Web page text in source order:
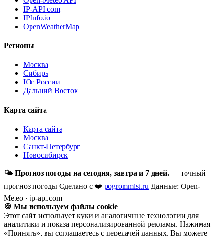
IP-API.com
IPInfo.io
OpenWeatherMap
Регионы
Москва
Сибирь
Юг России
Дальний Восток
Карта сайта
Карта сайта
Москва
Санкт-Петербург
Новосибирск
🌤 Прогноз погоды на сегодня, завтра и 7 дней. — точный
прогноз погоды Сделано с ❤️ pogrommist.ru Данные: Open-
Meteo · ip-api.com
🍪 Мы используем файлы cookie
Этот сайт использует куки и аналогичные технологии для
аналитики и показа персонализированной рекламы. Нажимая
«Принять», вы соглашаетесь с передачей данных. Вы можете